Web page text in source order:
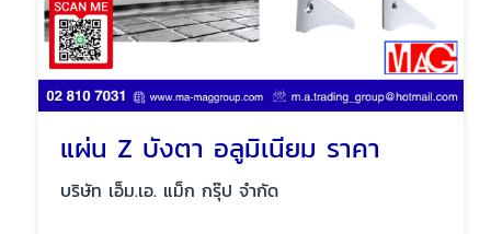
แผ่น Z บังตา อลูมิเนียม ราคา
บริษัท เอ็ม.เอ. แม็ก กรุ๊ป จำกัด